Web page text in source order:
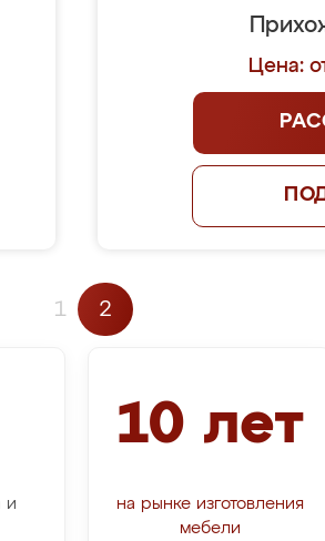
Цена:
1 2
и
10 лет
на рынке изготовления
мебели